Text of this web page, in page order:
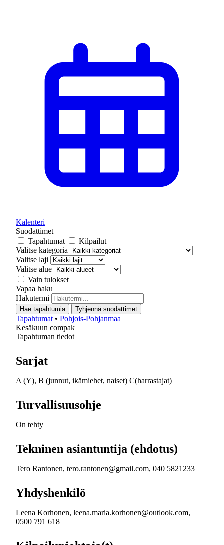
Kalenteri
Suodattimet
Tapahtumat
Kilpailut
Valitse kategoria
Valitse laji
Valitse alue
Vain tulokset
Vapaa haku
Hakutermi
Hae tapahtumia Tyhjennä suodattimet
Tapahtumat • Pohjois-Pohjanmaa
Kesäkuun compak
Tapahtuman tiedot
Sarjat
A (Y), B (junnut, ikämiehet, naiset) C(harrastajat)
Turvallisuusohje
On tehty
Tekninen asiantuntija (ehdotus)
Tero Rantonen, tero.rantonen@gmail.com, 040 5821233
Yhdyshenkilö
Leena Korhonen, leena.maria.korhonen@outlook.com,
0500 791 618